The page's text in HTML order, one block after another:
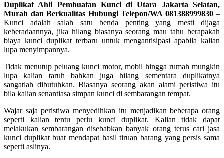
Duplikat Ahli Pembuatan Kunci di Utara Jakarta Selatan,
Murah dan Berkualitas Hubungi Telepon/WA 081388999830–
Kunci adalah salah satu benda penting yang mesti dijaga
keberadaannya, jika hilang biasanya seorang mau tahu berapakah
biaya kunci duplikat terbaru untuk mengantisipasi apabila kalian
lupa menyimpannya.
Tidak menutup peluang kunci motor, mobil hingga rumah mungkin
lupa kalian taruh bahkan juga hilang sementara duplikatnya
sangatlah dibutuhkan. Biasanya seorang akan alami peristiwa itu
bila kalian senantiasa simpan kunci di sembarangan tempat.
Wajar saja peristiwa menyedihkan itu menjadikan beberapa orang
seperti kalian tentu perlu kunci duplikat. Kalian tidak dapat
melakukan sembarangan disebabkan banyak orang terus cari jasa
kunci duplikat buat mendapat hasil tiruan barang yang persis sama
seperti aslinya.